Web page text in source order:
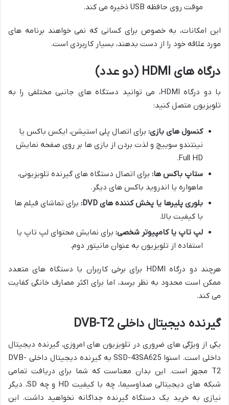
موقت روی حافظه USB ذخیره می کند.
این امکانات، به خصوص برای کسانی که نمی خواهند برنامه های
مورد علاقه خود را از دست بدهند، بسیار کاربردی است.
درگاه های HDMI (دو عدد)
با دو درگاه HDMI، می توانید دستگاه های جانبی مختلفی را به
تلویزیون متصل کنید:
کنسول های بازی: برای اتصال پلی استیشن، ایکس باکس یا
نینتندو سوییچ و لذت بردن از بازی ها بر روی صفحه نمایش
Full HD.
ستاپ باکس ها: برای اتصال دستگاه های گیرنده تلویزیونی،
ماهواره یا اندروید باکس های دیگر.
بلوری پلیرها یا پخش کننده های DVD:
برای تماشای فیلم ها
با کیفیت بالا.
لپ تاپ یا کامپیوتر شخصی: برای نمایش محتوای لپ تاپ یا
استفاده از تلویزیون به عنوان مانیتور دوم.
هرچند دو درگاه HDMI برای برخی کاربران با دستگاه های متعدد
ممکن است محدود به نظر برسد، اما برای اکثر مصارف خانگی کفایت
می کند.
گیرنده دیجیتال داخلی DVB-T2
یکی از ویژگی های ضروری در تلویزیون های امروزی، گیرنده دیجیتال
داخلی است. اسنوا SSD-43SA625 به گیرنده دیجیتال داخلی DVB-
T2 مجهز است. این بدان معناست که شما برای دریافت تمامی
شبکه های دیجیتالی صداوسیما، چه با کیفیت HD و چه SD، دیگر
نیازی به خرید یک دستگاه گیرنده جداگانه نخواهید داشت. این